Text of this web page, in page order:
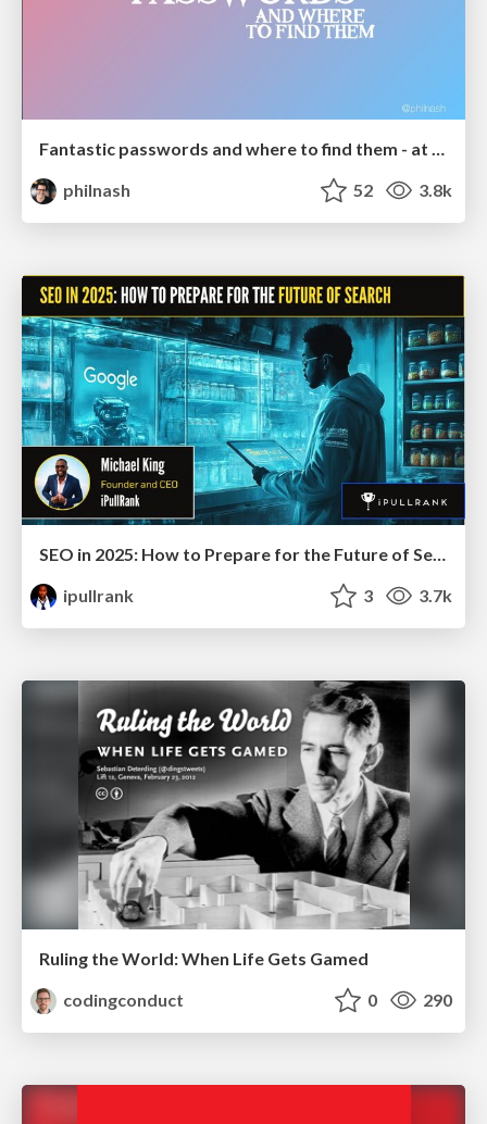
Fantastic passwords and where to find them - at NoRuKo
philnash
52 3.8k
SEO in 2025: How to Prepare for the Future of Search
ipullrank
3 3.7k
Ruling the World: When Life Gets Gamed
codingconduct
0 290